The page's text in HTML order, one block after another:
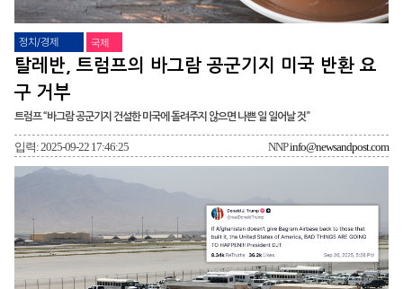
정치/경제 국제
탈레반, 트럼프의 바그람 공군기지 미국 반환 요
구 거부
트럼프 “바그람 공군기지 건설한 미국에 돌려주지 않으면 나쁜 일 일어날 것”
입력: 2025-09-22 17:46:25 NNPinfo@newsandpost.com